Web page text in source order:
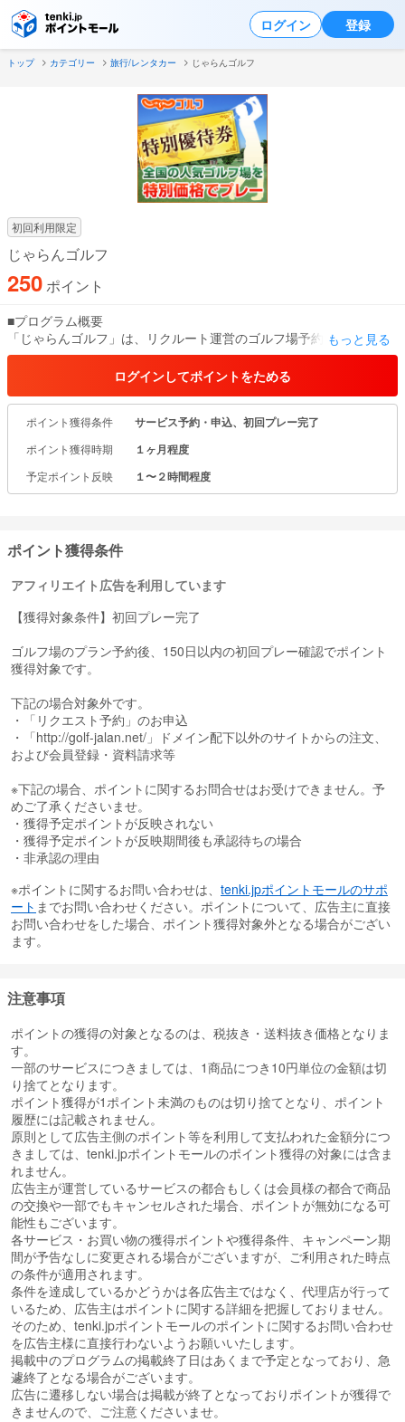
ログイン 登録
トップ カテゴリー 旅行/レンタカー じゃらんゴルフ
初回利用限定
じゃらんゴルフ
250ポイント
■プログラム概要
「じゃらんゴルフ」は、リクルート運営のゴルフ場予約・検索サイ
トです。
■サービス特徴
・高ポイント還元率!
ポイントがどんどん貯まるので、お得にゴルフを楽しめます。
・好みにピッタリの検索
日本全国のゴルフ場から、日程、エリア、料金など様々な検索軸か
ら探せます。
もっと見る
ログインしてポイントをためる
ポイント獲得条件 サービス予約・申込、初回プレー完了
ポイント獲得時期 １ヶ月程度
予定ポイント反映 １〜２時間程度
ポイント獲得条件
アフィリエイト広告を利用しています
【獲得対象条件】初回プレー完了
ゴルフ場のプラン予約後、150日以内の初回プレー確認でポイント
獲得対象です。
下記の場合対象外です。
・「リクエスト予約」のお申込
・「http://golf-jalan.net/」ドメイン配下以外のサイトからの注文、
および会員登録・資料請求等
※下記の場合、ポイントに関するお問合せはお受けできません。予
めご了承くださいませ。
・獲得予定ポイントが反映されない
・獲得予定ポイントが反映期間後も承認待ちの場合
・非承認の理由
※ポイントに関するお問い合わせは、 tenki.jpポイントモールのサポ
ート までお問い合わせください。ポイントについて、広告主に直接
お問い合わせをした場合、ポイント獲得対象外となる場合がござい
ます。
注意事項
ポイントの獲得の対象となるのは、税抜き・送料抜き価格となりま
す。
一部のサービスにつきましては、1商品につき10円単位の金額は切
り捨てとなります。
ポイント獲得が1ポイント未満のものは切り捨てとなり、ポイント
履歴には記載されません。
原則として広告主側のポイント等を利用して支払われた金額分につ
きましては、tenki.jpポイントモールのポイント獲得の対象には含ま
れません。
広告主が運営しているサービスの都合もしくは会員様の都合で商品
の交換や一部でもキャンセルされた場合、ポイントが無効になる可
能性もございます。
各サービス・お買い物の獲得ポイントや獲得条件、キャンペーン期
間が予告なしに変更される場合がございますが、ご利用された時点
の条件が適用されます。
条件を達成しているかどうかは各広告主ではなく、代理店が行って
いるため、広告主はポイントに関する詳細を把握しておりません。
そのため、tenki.jpポイントモールのポイントに関するお問い合わせ
を広告主様に直接行わないようお願いいたします。
掲載中のプログラムの掲載終了日はあくまで予定となっており、急
遽終了となる場合がございます。
広告に遷移しない場合は掲載が終了となっておりポイントが獲得で
きませんので、ご注意くださいませ。